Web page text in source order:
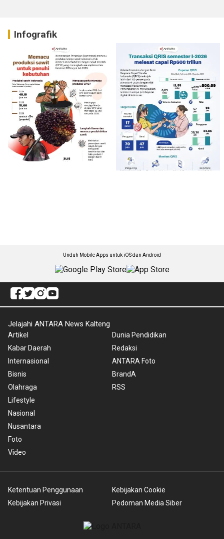
Infografik
Unduh Mobile Apps untuk iOS dan Android
Jelajahi ANTARA News Kalteng
Artikel
Kabar Daerah
Internasional
Bisnis
Olahraga
Lifestyle
Nasional
Nusantara
Foto
Video
Dunia Pendidikan
Redaksi
ANTARA Foto
BrandA
RSS
Ketentuan Penggunaan
Kebijakan Privasi
Kebijakan Cookie
Pedoman Media Siber